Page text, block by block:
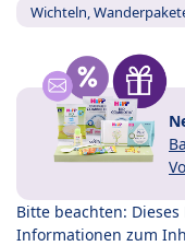
Wichteln,
Bitte beachten:
Informationen zum